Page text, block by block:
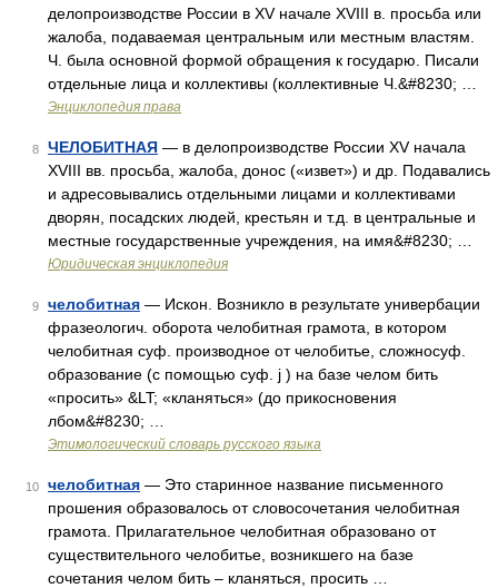
делопроизводстве России в XV начале XVIII в. просьба или
жалоба, подаваемая центральным или местным властям.
Ч. была основной формой обращения к государю. Писали
отдельные лица и коллективы (коллективные Ч.&#8230; …
Энциклопедия права
8 ЧЕЛОБИТНАЯ — в делопроизводстве России XV начала
XVIII вв. просьба, жалоба, донос («извет») и др. Подавались
и адресовывались отдельными лицами и коллективами
дворян, посадских людей, крестьян и т.д. в центральные и
местные государственные учреждения, на имя&#8230; …
Юридическая энциклопедия
9 челобитная — Искон. Возникло в результате универбации
фразеологич. оборота челобитная грамота, в котором
челобитная суф. производное от челобитье, сложносуф.
образование (с помощью суф. j ) на базе челом бить
«просить» &LT; «кланяться» (до прикосновения
лбом&#8230; …
Этимологический словарь русского языка
10 челобитная — Это старинное название письменного
прошения образовалось от словосочетания челобитная
грамота. Прилагательное челобитная образовано от
существительного челобитье, возникшего на базе
сочетания челом бить – кланяться, просить …